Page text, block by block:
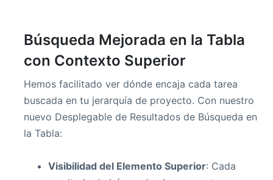
Búsqueda Mejorada en la Tabla
con Contexto Superior
Hemos facilitado ver dónde encaja cada tarea
buscada en tu jerarquía de proyecto. Con nuestro
nuevo Desplegable de Resultados de Búsqueda en
la Tabla:
Visibilidad del Elemento Superior: Cada